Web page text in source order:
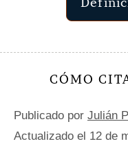
CÓMO
Publicado por Julián
Actualizado el 12 de